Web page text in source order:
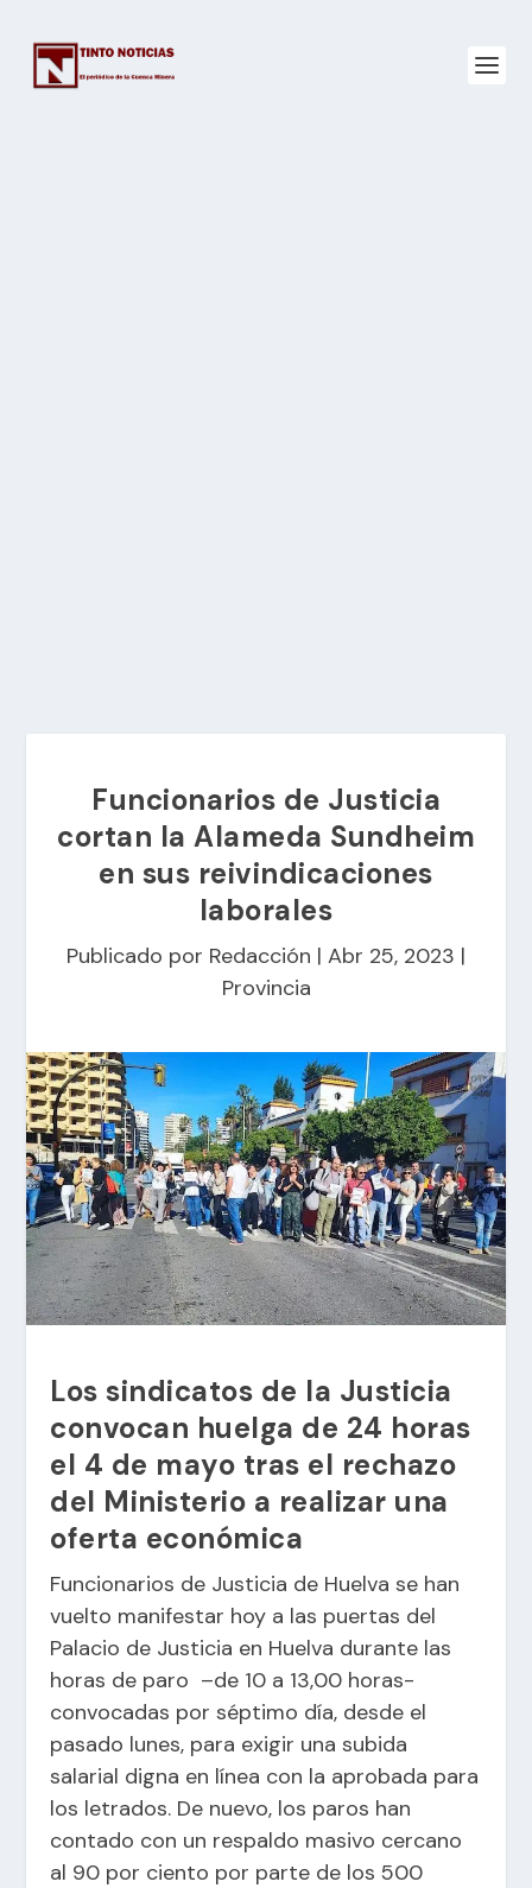
Funcionarios de Justicia
cortan la Alameda Sundheim
en sus reivindicaciones
laborales
Publicado por Redacción | Abr 25, 2023 |
Provincia
Los sindicatos de la Justicia
convocan huelga de 24 horas
el 4 de mayo tras el rechazo
del Ministerio a realizar una
oferta económica
Funcionarios de Justicia de Huelva se han
vuelto manifestar hoy a las puertas del
Palacio de Justicia en Huelva durante las
horas de paro –de 10 a 13,00 horas-
convocadas por séptimo día, desde el
pasado lunes, para exigir una subida
salarial digna en línea con la aprobada para
los letrados. De nuevo, los paros han
contado con un respaldo masivo cercano
al 90 por ciento por parte de los 500